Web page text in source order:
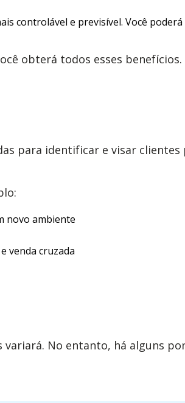
controlável e previsível. Você
obterá todos esses
para identificar e visar
novo ambiente
venda cruzada
No entanto, há alguns